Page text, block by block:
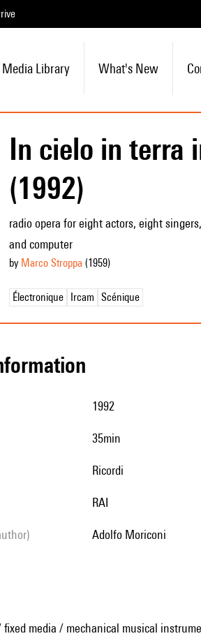
Media Library What's New
In cielo in terra
(1992)
radio opera for eight actors, eight
and computer
by Marco Stroppa (1959)
Électronique Ircam Scénique
1992
35min
Ricordi
RAI
Adolfo Moriconi
fixed media / mechanical musical